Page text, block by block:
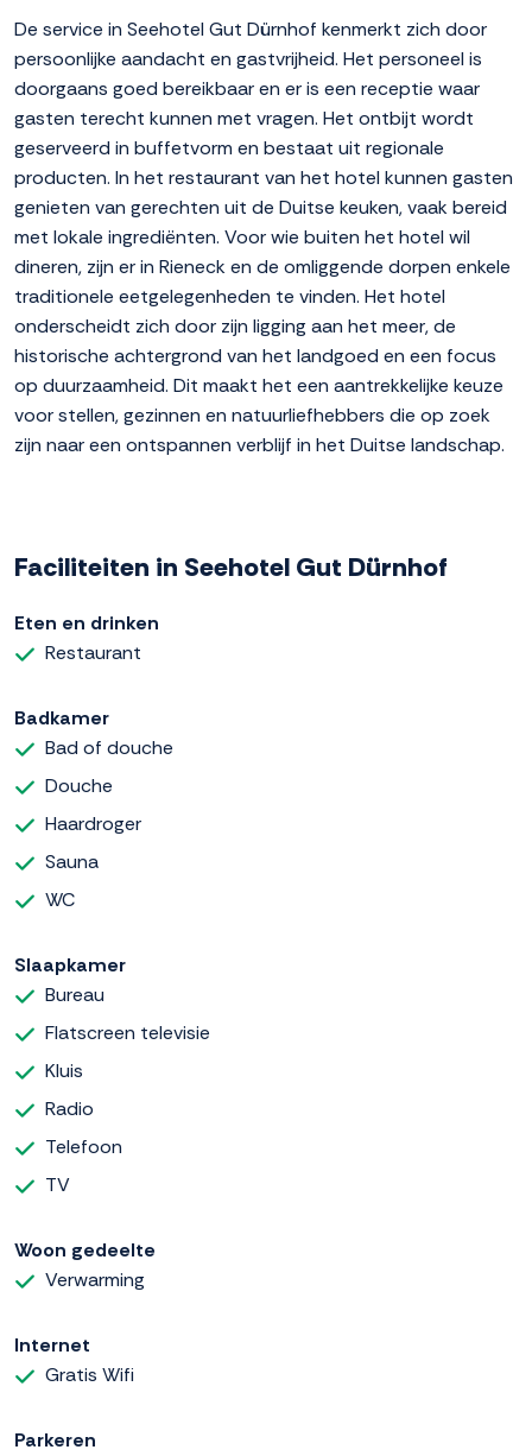
De service in Seehotel Gut Dürnhof kenmerkt zich door
persoonlijke aandacht en gastvrijheid. Het personeel is
doorgaans goed bereikbaar en er is een receptie waar
gasten terecht kunnen met vragen. Het ontbijt wordt
geserveerd in buffetvorm en bestaat uit regionale
producten. In het restaurant van het hotel kunnen gasten
genieten van gerechten uit de Duitse keuken, vaak bereid
met lokale ingrediënten. Voor wie buiten het hotel wil
dineren, zijn er in Rieneck en de omliggende dorpen enkele
traditionele eetgelegenheden te vinden. Het hotel
onderscheidt zich door zijn ligging aan het meer, de
historische achtergrond van het landgoed en een focus
op duurzaamheid. Dit maakt het een aantrekkelijke keuze
voor stellen, gezinnen en natuurliefhebbers die op zoek
zijn naar een ontspannen verblijf in het Duitse landschap.
Faciliteiten in Seehotel Gut Dürnhof
Eten en drinken
Restaurant
Badkamer
Bad of douche
Douche
Haardroger
Sauna
WC
Slaapkamer
Bureau
Flatscreen televisie
Kluis
Radio
Telefoon
TV
Woon gedeelte
Verwarming
Internet
Gratis Wifi
Parkeren